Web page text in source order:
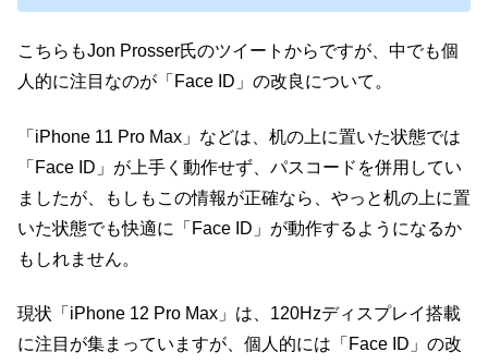
こちらもJon Prosser氏のツイートからですが、中でも個
人的に注目なのが「Face ID」の改良について。
「iPhone 11 Pro Max」などは、机の上に置いた状態では
「Face ID」が上手く動作せず、パスコードを併用してい
ましたが、もしもこの情報が正確なら、やっと机の上に置
いた状態でも快適に「Face ID」が動作するようになるか
もしれません。
現状「iPhone 12 Pro Max」は、120Hzディスプレイ搭載
に注目が集まっていますが、個人的には「Face ID」の改